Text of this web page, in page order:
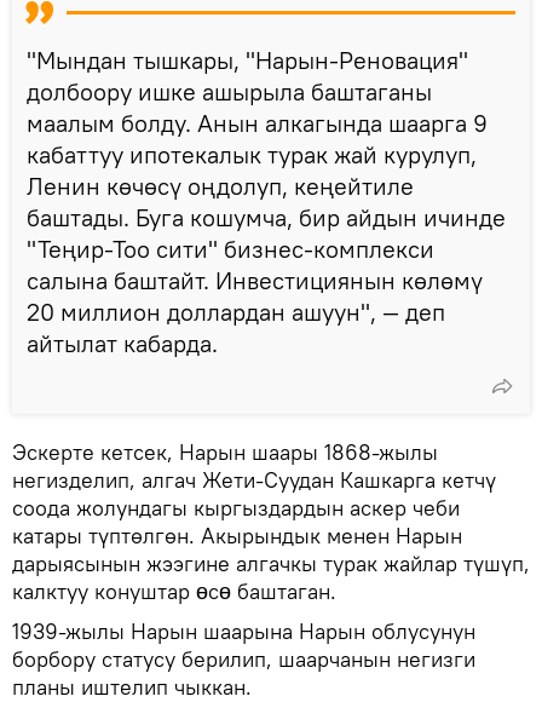
"Мындан тышкары, "Нарын-Реновация"
долбоору ишке ашырыла баштаганы
маалым болду. Анын алкагында шаарга 9
кабаттуу ипотекалык турак жай курулуп,
Ленин көчөсү оңдолуп, кеңейтиле
баштады. Буга кошумча, бир айдын ичинде
"Теңир-Тоо сити" бизнес-комплекси
салына баштайт. Инвестициянын көлөмү
20 миллион доллардан ашуун", — деп
айтылат кабарда.
Эскерте кетсек, Нарын шаары 1868-жылы
негизделип, алгач Жети-Суудан Кашкарга кетчү
соода жолундагы кыргыздардын аскер чеби
катары түптөлгөн. Акырындык менен Нарын
дарыясынын жээгине алгачкы турак жайлар түшүп,
калктуу конуштар ɵсɵ баштаган.
1939-жылы Нарын шаарына Нарын облусунун
борбору статусу берилип, шаарчанын негизги
планы иштелип чыккан.